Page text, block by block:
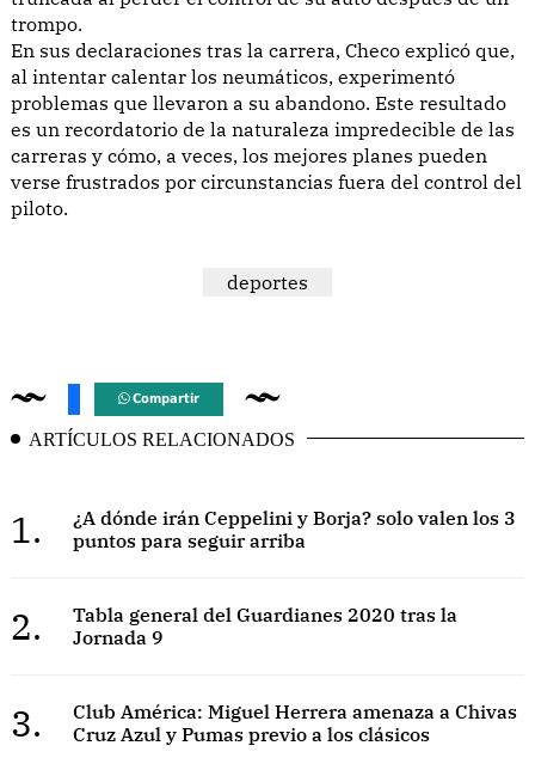
trompo.
En sus declaraciones tras la carrera, Checo explicó que,
al intentar calentar los neumáticos, experimentó
problemas que llevaron a su abandono. Este resultado
es un recordatorio de la naturaleza impredecible de las
carreras y cómo, a veces, los mejores planes pueden
verse frustrados por circunstancias fuera del control del
piloto.
deportes
Compartir
ARTÍCULOS RELACIONADOS
1.
¿A dónde irán Ceppelini y Borja? solo valen los 3
puntos para seguir arriba
2.
Tabla general del Guardianes 2020 tras la
Jornada 9
3.
Club América: Miguel Herrera amenaza a Chivas
Cruz Azul y Pumas previo a los clásicos